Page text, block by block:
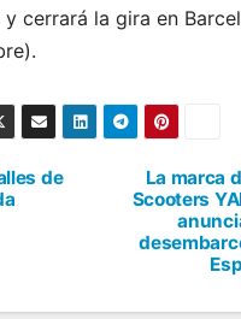
cerrará la gira en
La marca
Scooters
de